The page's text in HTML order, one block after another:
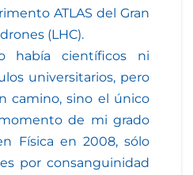
ATLAS del Gran
(LHC).
había científicos ni
universitarios, pero
camino, sino el único
de mi grado
Física en 2008, sólo
por consanguinidad